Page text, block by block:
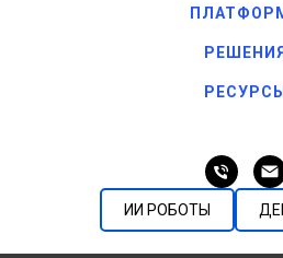
РЕШЕНИЯ
РЕСУРСЫ
ИИ РОБОТЫ